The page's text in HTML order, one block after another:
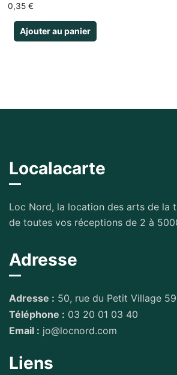
0,35 €
Ajouter au panier
Localacarte
Loc Nord, la location des arts de la
de toutes vos réceptions de 2 à
Adresse
Adresse : 50, rue du Petit Village
Téléphone : 03 20 01 03 40
Email : jo@locnord.com
Liens